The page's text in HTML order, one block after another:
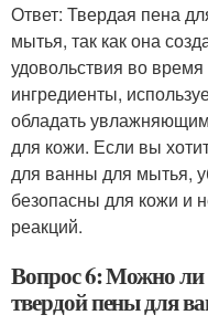
Ответ: Твердая пена
мытья, так как она
удовольствия во
ингредиенты,
обладать
для кожи. Если вы
для ванны для мытья,
безопасны для кожи и
реакций.
Вопрос 6: Можно ли
твердой пены для